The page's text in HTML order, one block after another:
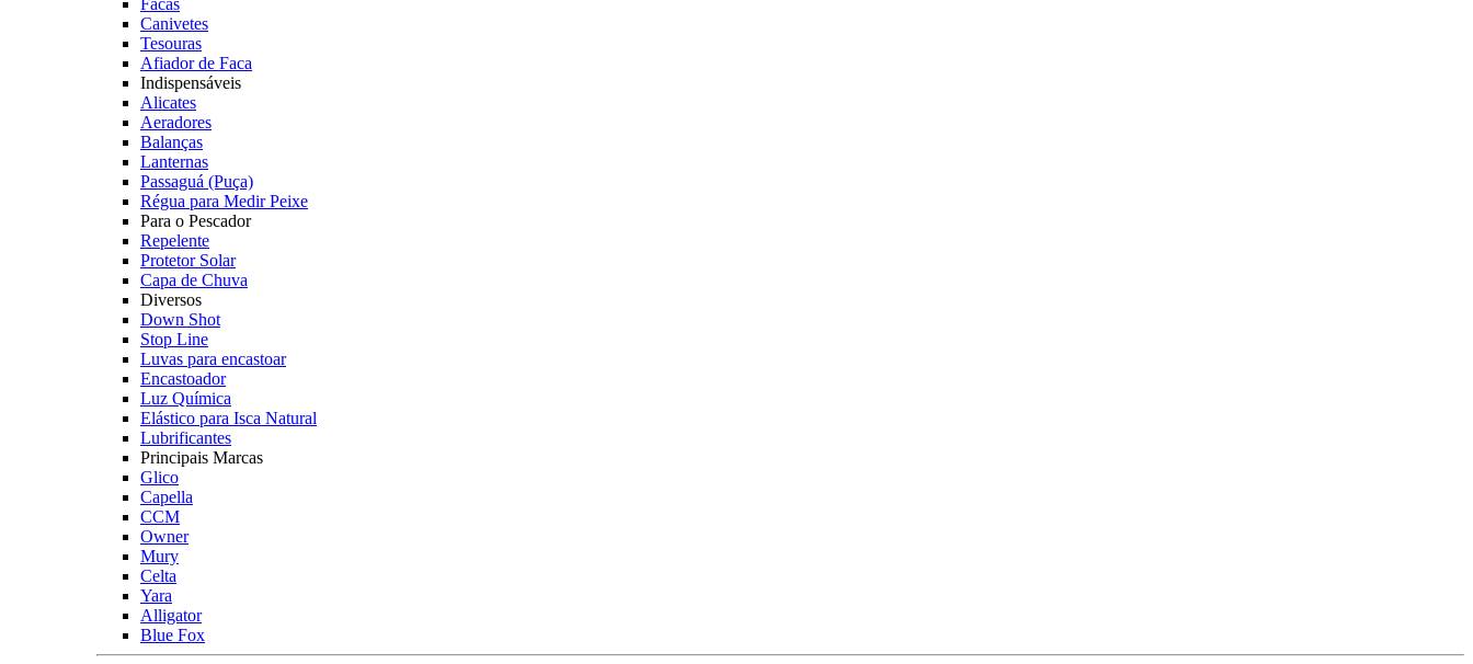
Facas
Canivetes
Tesouras
Afiador de Faca
Indispensáveis
Alicates
Aeradores
Balanças
Lanternas
Passaguá (Puça)
Régua para Medir Peixe
Para o Pescador
Repelente
Protetor Solar
Capa de Chuva
Diversos
Down Shot
Stop Line
Luvas para encastoar
Encastoador
Luz Química
Elástico para Isca Natural
Lubrificantes
Principais Marcas
Glico
Capella
CCM
Owner
Mury
Celta
Yara
Alligator
Blue Fox